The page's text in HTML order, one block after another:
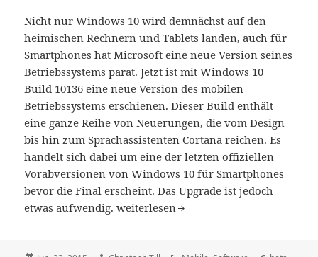
Nicht nur Windows 10 wird demnächst auf den
heimischen Rechnern und Tablets landen, auch für
Smartphones hat Microsoft eine neue Version seines
Betriebssystems parat. Jetzt ist mit Windows 10
Build 10136 eine neue Version des mobilen
Betriebssystems erschienen. Dieser Build enthält
eine ganze Reihe von Neuerungen, die vom Design
bis hin zum Sprachassistenten Cortana reichen. Es
handelt sich dabei um eine der letzten offiziellen
Vorabversionen von Windows 10 für Smartphones
bevor die Final erscheint. Das Upgrade ist jedoch
etwas aufwendig.Microsoft veröffentlicht Windows 10
weiterlesen